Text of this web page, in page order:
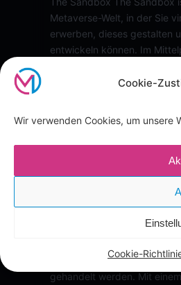
Cookie-
Wir verwenden Cookies, um unsere
Cookie-
Metaverse-Welt, in der Sie
erwerben, dieses gestalten
entwickeln können. Im
Bebauung. Auf dieser Seite
VR-Welt Somnium Space ist
in der rund 5.000 Land-
gehandelt werden. Mit